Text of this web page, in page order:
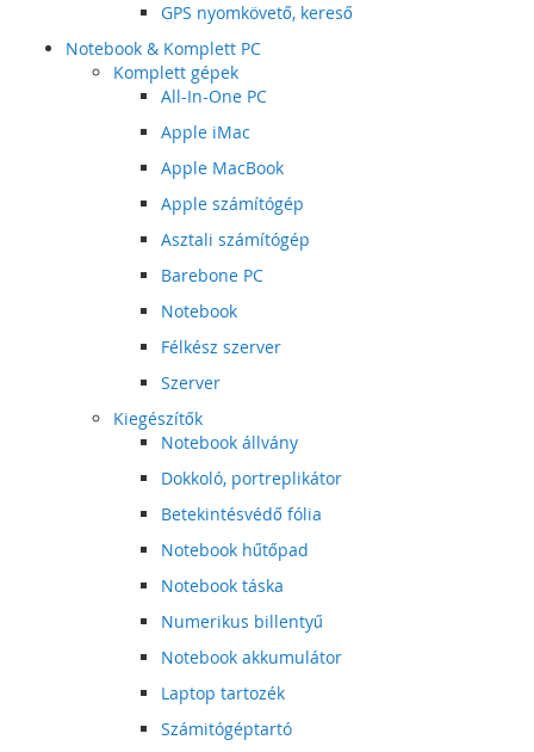
GPS nyomkövető, kereső
Notebook & Komplett PC
Komplett gépek
All-In-One PC
Apple iMac
Apple MacBook
Apple számítógép
Asztali számítógép
Barebone PC
Notebook
Félkész szerver
Szerver
Kiegészítők
Notebook állvány
Dokkoló, portreplikátor
Betekintésvédő fólia
Notebook hűtőpad
Notebook táska
Numerikus billentyű
Notebook akkumulátor
Laptop tartozék
Számitógéptartó